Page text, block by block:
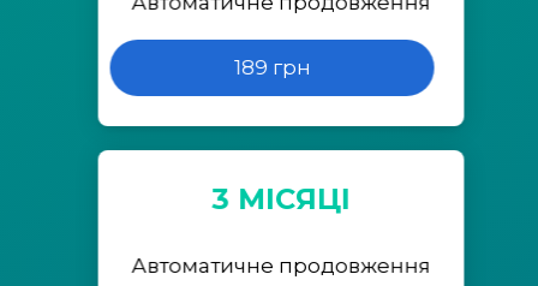
189 грн
3 МІСЯЦІ
Автоматичне продовження